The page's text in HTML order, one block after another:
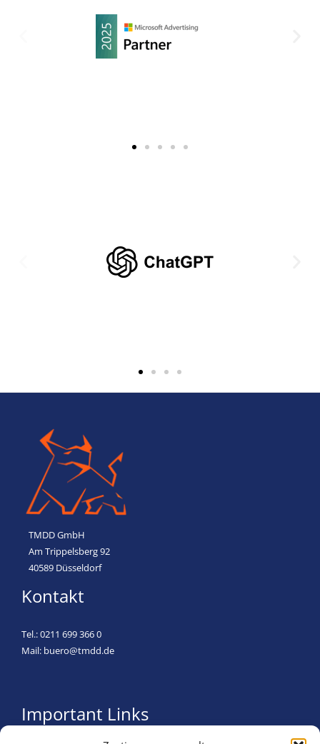
TMDD GmbH
Am Trippelsberg 92
40589 Düsseldorf
Kontakt
Tel.:0211 699 366 0
Mail: buero@tmdd.de
Important Links